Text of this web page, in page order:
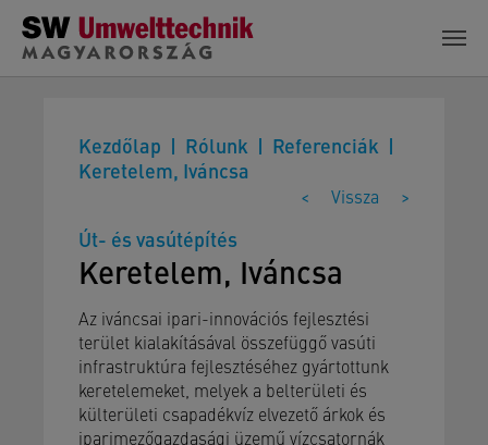
Skip to main content
Kezdőlap Rólunk
Referenciák
Keretelem, Iváncsa
< Vissza >
Út- és vasútépítés
Keretelem, Iváncsa
Az iváncsai ipari-innovációs fejlesztési
terület kialakításával összefüggő vasúti
infrastruktúra fejlesztéséhez gyártottunk
keretelemeket, melyek a belterületi és
külterületi csapadékvíz elvezető árkok és
iparimezőgazdasági üzemű vízcsatornák